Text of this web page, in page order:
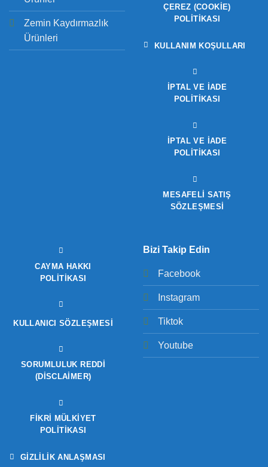
Zemin Kaydırmazlık
Ürünleri
ÇEREZ (COOKIE)
POLITIKASI
KULLANIM KOŞULLARI
İPTAL VE İADE
POLITIKASI
İPTAL VE İADE
POLITIKASI
MESAFELİ SATIŞ
SÖZLEŞMESİ
CAYMA HAKKI
POLITIKASI
KULLANICI SÖZLEŞMESI
SORUMLULUK REDDI
(DISCLAIMER)
FIKRI MÜLKIYET
POLITIKASI
GIZLILIK ANLAŞMASI
Bizi Takip Edin
Facebook
Instagram
Tiktok
Youtube